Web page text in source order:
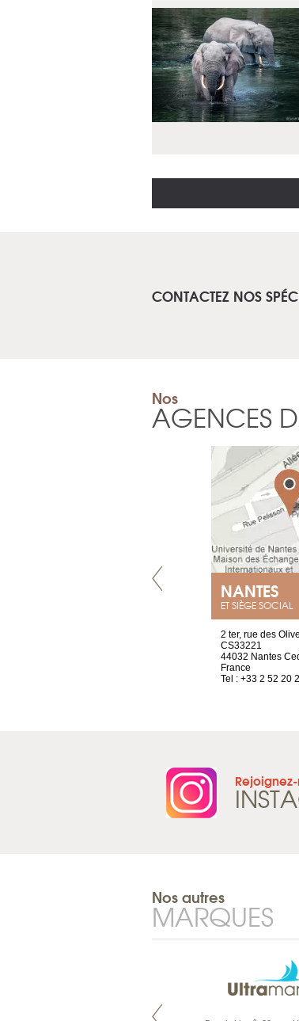
CONTACTEZ NOS
Nos
AGENCES
NANTES
ET SIÈGE SOCIAL
2 ter, rue des
CS33221
44032 Nantes
France
Tel : +33 2 52 20
Nos autres
MARQUES